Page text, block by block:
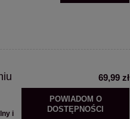
i
69,99 zł
POWIADOM O
DOSTĘPNOŚCI